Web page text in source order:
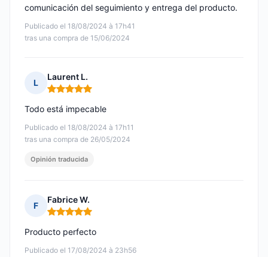
Publicado el 18/08/2024 à 17h41
tras una compra de 15/06/2024
comunicación del seguimiento y entrega del producto.
L
Laurent L.
Nota: 5 de 5
Publicado el 18/08/2024 à 17h11
tras una compra de 26/05/2024
Todo está impecable
Opinión traducida
F
Fabrice W.
Nota: 5 de 5
Publicado el 17/08/2024 à 23h56
Producto perfecto